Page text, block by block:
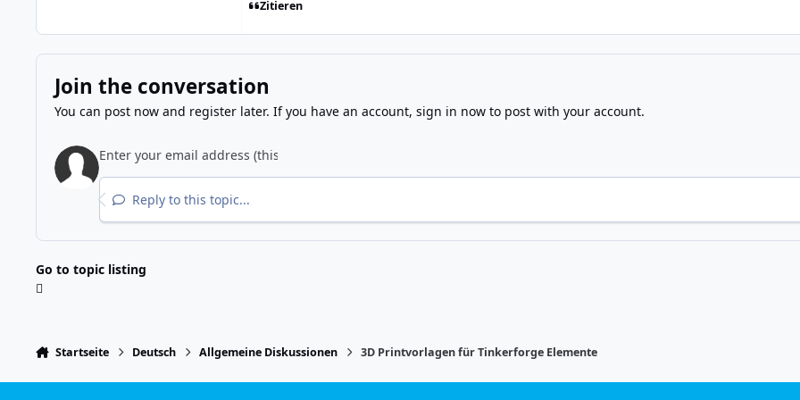
Zitieren
Join the conversation
You can post now and register later. If you have an account, sign in nowto post with your account.
Reply to this topic...
Go to topic listing
Startseite Deutsch Allgemeine Diskussionen 3D Printvorlagen für Tinkerforge Elemente